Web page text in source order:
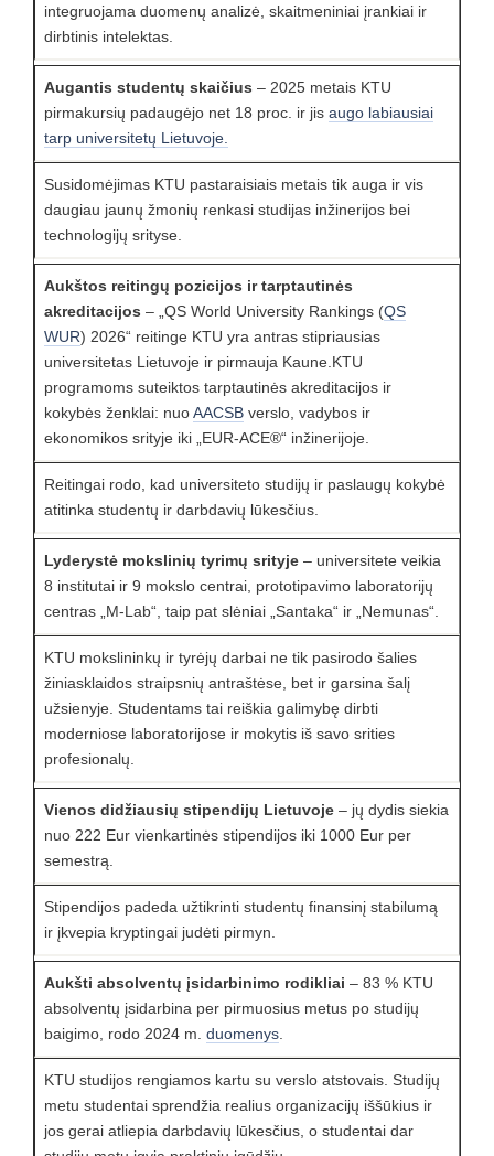
integruojama duomenų analizė, skaitmeniniai įrankiai ir
dirbtinis intelektas.
Augantis studentų skaičius – 2025 metais KTU
pirmakursių padaugėjo net 18 proc. ir jis augo labiausiai
tarp universitetų Lietuvoje.
Susidomėjimas KTU pastaraisiais metais tik auga ir vis
daugiau jaunų žmonių renkasi studijas inžinerijos bei
technologijų srityse.
Aukštos reitingų pozicijos ir tarptautinės
akreditacijos – „QS World University Rankings (QS
WUR) 2026“ reitinge KTU yra antras stipriausias
universitetas Lietuvoje ir pirmauja Kaune. KTU
programoms suteiktos tarptautinės akreditacijos ir
kokybės ženklai: nuoAACSB verslo, vadybos ir
ekonomikos srityje iki „EUR-ACE®“ inžinerijoje.
Reitingai rodo, kad universiteto studijų ir paslaugų kokybė
atitinka studentų ir darbdavių lūkesčius.
Lyderystė mokslinių tyrimų srityje – universitete veikia
8 institutai ir 9 mokslo centrai, prototipavimo laboratorijų
centras „M-Lab“, taip pat slėniai „Santaka“ ir „Nemunas“.
KTU mokslininkų ir tyrėjų darbai ne tik pasirodo šalies
žiniasklaidos straipsnių antraštėse, bet ir garsina šalį
užsienyje. Studentams tai reiškia galimybę dirbti
moderniose laboratorijose ir mokytis iš savo srities
profesionalų.
Vienos didžiausių stipendijų Lietuvoje – jų dydis siekia
nuo 222 Eur vienkartinės stipendijos iki 1000 Eur per
semestrą.
Stipendijos padeda užtikrinti studentų finansinį stabilumą
ir įkvepia kryptingai judėti pirmyn.
Aukšti absolventų įsidarbinimo rodikliai – 83 % KTU
absolventų įsidarbina per pirmuosius metus po studijų
baigimo, rodo 2024 m. duomenys
KTU studijos rengiamos kartu su verslo atstovais. Studijų
metu studentai sprendžia realius organizacijų iššūkius ir
jos gerai atliepia darbdavių lūkesčius, o studentai dar